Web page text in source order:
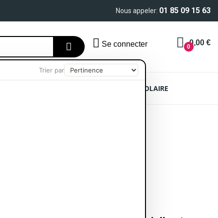
Nous appeler: 01 85 09 15 63
Se connecter 0,00 €
0
PROTECTION SOLAIRE
Trier par